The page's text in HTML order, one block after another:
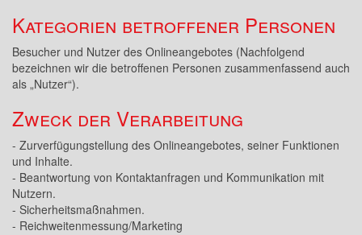
Kategorien betroffener Personen
Besucher und Nutzer des Onlineangebotes (Nachfolgend
bezeichnen wir die betroffenen Personen zusammenfassend auch
als „Nutzer“).
Zweck der Verarbeitung
- Zurverfügungstellung des Onlineangebotes, seiner Funktionen
und Inhalte.
- Beantwortung von Kontaktanfragen und Kommunikation mit
Nutzern.
- Sicherheitsmaßnahmen.
- Reichweitenmessung/Marketing